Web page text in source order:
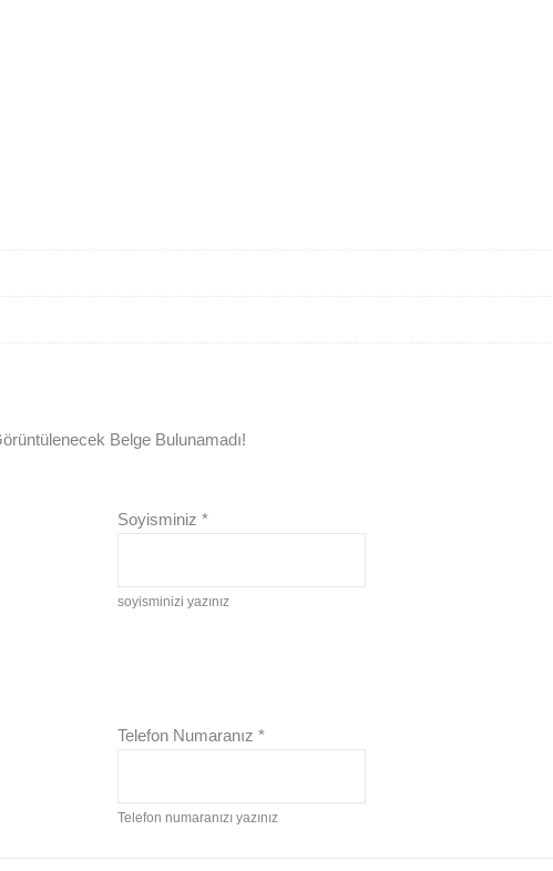
Belge Bulunamadı!
Soyisminiz *
soyisminizi yazınız
Telefon Numaranız *
Telefon numaranızı yazınız